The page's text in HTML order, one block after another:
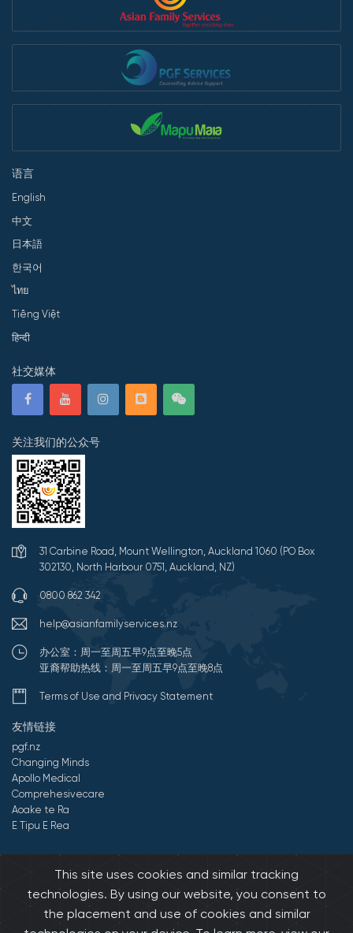
语言
English
中文
日本語
한국어
ไทย
Tiếng Việt
हिन्दी
社交媒体
关注我们的公众号
31 Carbine Road, Mount Wellington, Auckland 1060 (PO Box
302130, North Harbour 0751, Auckland, NZ)
0800 862 342
help@asianfamilyservices.nz
办公室：周一至周五早9点至晚5点
亚裔帮助热线：周一至周五早9点至晚8点
Terms of Use and Privacy Statement
友情链接
pgf.nz
Changing Minds
Apollo Medical
Comprehesivecare
Aoake te Ra
E Tipu E Rea
Onedash.biz
This site uses cookies and similar tracking
technologies. By using our website, you consent to
the placement and use of cookies and similar